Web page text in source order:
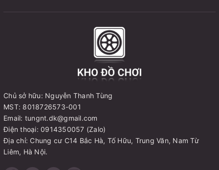
Chủ sở hữu: Nguyễn Thanh Tùng
MST: 8018726573-001
Email: tungnt.dk@gmail.com
Điện thoại: 0914350057 (Zalo)
Địa chỉ: Chung cư C14 Bắc Hà, Tố Hữu, Trung Văn, Nam Từ
Liêm, Hà Nội.